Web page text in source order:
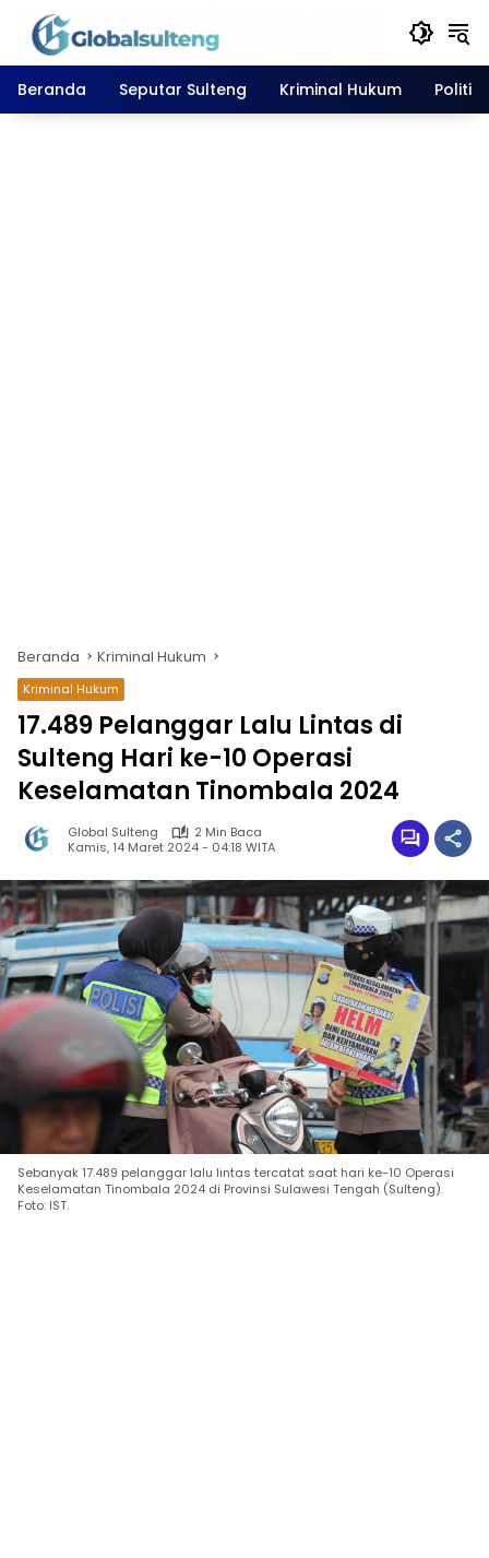
Langsung
konten
Beranda
Seputar Sulteng Kriminal Hukum Politik
Beranda Kriminal Hukum
Kriminal Hukum
17.489 Pelanggar Lalu Lintas di
Sulteng Hari ke-10 Operasi
Keselamatan Tinombala 2024
Global Sulteng
2 Min Baca
Kamis, 14 Maret 2024 - 04:18 WITA
Sebanyak 17.489 pelanggar lalu lintas tercatat saat hari ke-10 Operasi
Keselamatan Tinombala 2024 di Provinsi Sulawesi Tengah (Sulteng).
Foto: IST.